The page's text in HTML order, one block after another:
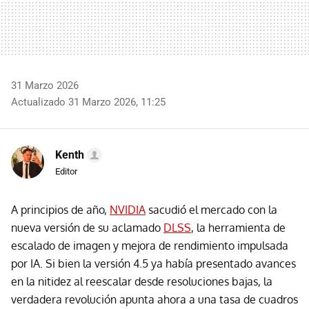
31 Marzo 2026
Actualizado 31 Marzo 2026, 11:25
Kenth
Editor
A principios de año, NVIDIA sacudió el mercado con la
nueva versión de su aclamado DLSS, la herramienta de
escalado de imagen y mejora de rendimiento impulsada
por IA. Si bien la versión 4.5 ya había presentado avances
en la nitidez al reescalar desde resoluciones bajas, la
verdadera revolución apunta ahora a una tasa de cuadros